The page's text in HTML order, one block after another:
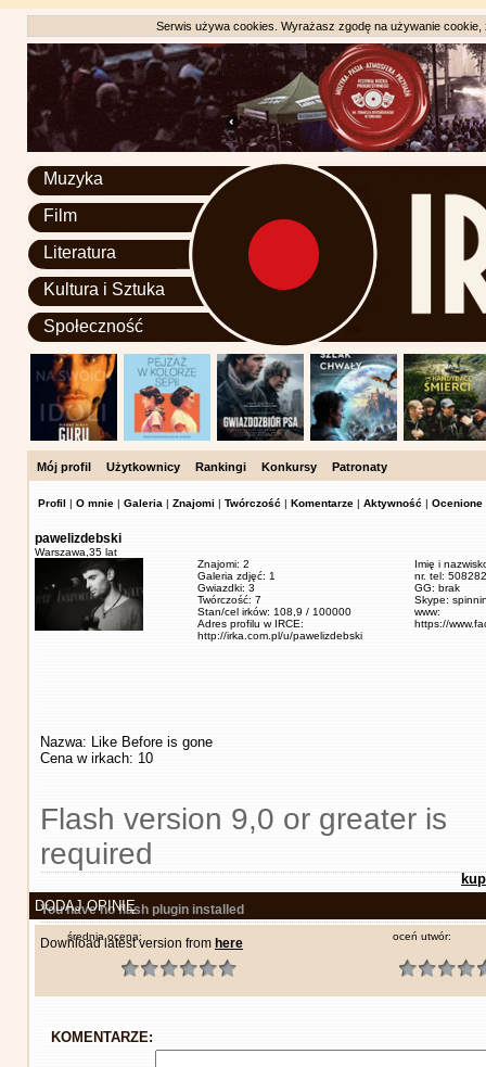
Serwis używa cookies. Wyrażasz zgodę na używanie
Muzyka
Film
Literatura
Kultura i Sztuka
Społeczność
Mój profil Użytkownicy Rankingi Konkursy Patronaty
Profil | O mnie | Galeria | Znajomi | Twórczość | Komentarze | Aktywność | Ocenione
pawelizdebski
Warszawa, 35 lat
Znajomi: 2
Galeria zdjęć: 1
Gwiazdki: 3
Twórczość: 7
Stan/cel irków: 108,9 / 100000
Adres profilu w IRCE:
http://irka.com.pl/u/pawelizdebski
Imię i
nr. tel:
GG: brak
Skype:
www:
https://
Nazwa: Like Before is gone
Cena w irkach: 10
Flash version 9,0 or greater is
required
You have no flash plugin installed
Download latest version from here
DODAJ OPINIĘ
średnia ocena: oceń utwór:
KOMENTARZE: